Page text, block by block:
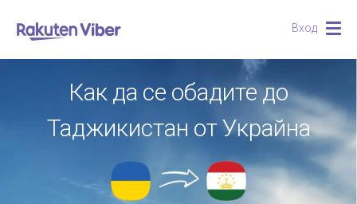
Вход
Как да се обадите до
Таджикистан от Украйна